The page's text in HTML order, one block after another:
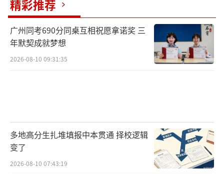
精彩推荐
广州同考690分同桌互相祝愿拿诺奖 三
年默契成就梦想
2026-08-10 09:31:35
多地高分生扎堆填报中本贯通 择校逻辑
变了
2026-08-10 07:43:19